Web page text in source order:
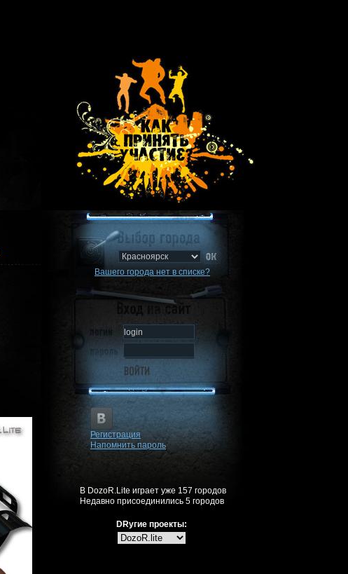
Вашего города нет в списке?
Регистрация
Напомнить пароль
В DozoR.Lite играет уже 157 городов
Недавно присоединились 5 городов
DRугие проекты: